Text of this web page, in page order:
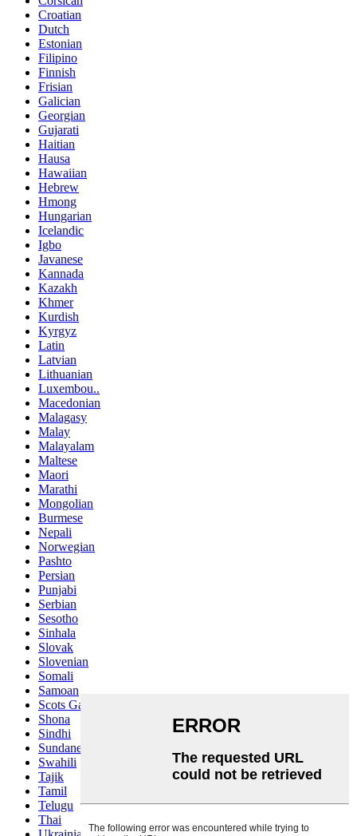
Croatian
Dutch
Estonian
Filipino
Finnish
Frisian
Galician
Georgian
Gujarati
Haitian
Hausa
Hawaiian
Hebrew
Hmong
Hungarian
Icelandic
Igbo
Javanese
Kannada
Kazakh
Khmer
Kurdish
Kyrgyz
Latin
Latvian
Lithuanian
Luxembou..
Macedonian
Malagasy
Malay
Malayalam
Maltese
Maori
Marathi
Mongolian
Burmese
Nepali
Norwegian
Pashto
Persian
Punjabi
Serbian
Sesotho
Sinhala
Slovak
Slovenian
Somali
Samoan
Scots Gaelic
Shona
Sindhi
Sundanese
Swahili
Tajik
Tamil
Telugu
Thai